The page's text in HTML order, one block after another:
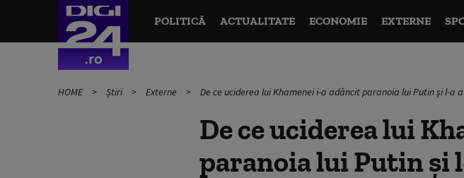
POLITICĂ ACTUALITATE ECONOMIE EXTERNE
HOME Știri Externe De ce uciderea lui Khamenei i-a adâncit paranoia lui Putin și l-a
De ce uciderea lui
paranoia lui Putin și